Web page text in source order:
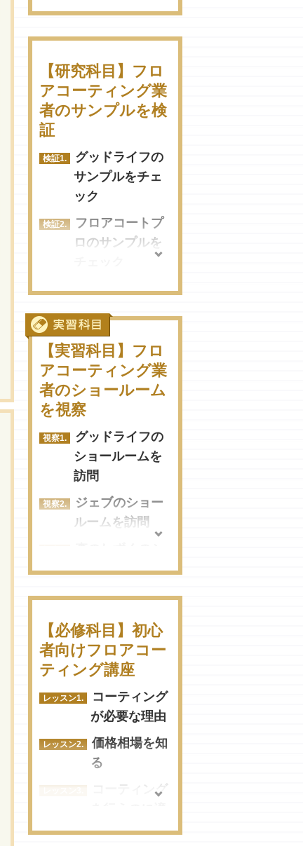
ィングするのにおすす
めな業者はこちら！
江戸川区でフロアコー
ティングを頼むならコ
コ！おすすめ業者まと
大田区でフロアコーテ
ィングを頼むならコ
コ！おすすめ業者まと
コ！おすすめ業者まと
め
北区でフロアコーティ
ングを頼むならココ！
おすすめ業者まとめ
江東区でフロアコーテ
ィングを頼むならコ
コ！おすすめ業者まと
め
品川区でフロアコーテ
ィングを頼むならコ
コ！おすすめ業者まと
め
新宿区でフロアコーテ
ィングするのにおすす
めな業者はこちら！
杉並区でフロアコーテ
コ！おすすめ業者まと
【研究科目】フロ
アコーティング業
者のサンプルを検
証
グッドライフの
サンプルをチェ
ック
フロアコートプ
ロのサンプルを
ミシナコーポレ
プルをチェック
エコプロコート
のサンプルをチ
ェック
M'sテクニカルワ
ークスのサンプ
ルをチェック
ワイズプランニ
ングのサンプル
をチェック
ンプルをチェッ
【実習科目】フロ
アコーティング業
者のショールーム
を視察
グッドライフの
ショールームを
訪問
ジェブのショー
ルームを訪問
ョールームを視
【必修科目】初心
者向けフロアコー
ティング講座
コーティング
が必要な理由
価格相場を知
る
コーティング
したタイミン